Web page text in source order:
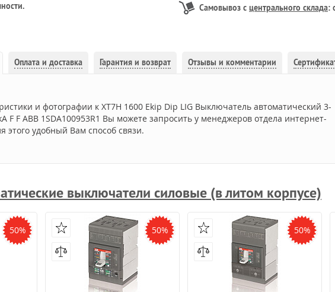
Самовывоз с центрального склада:
Оплата и доставка Гарантия и возврат Отзывы и комментарии
и фотографии к XT7H 1600 Ekip Dip LIG Выключатель автоматический 3-
F F ABB 1SDA100953R1 Вы можете запросить у менеджеров отдела интернет-
этого удобный Вам способ связи.
выключатели силовые (в литом корпусе)
50% 50% 50%